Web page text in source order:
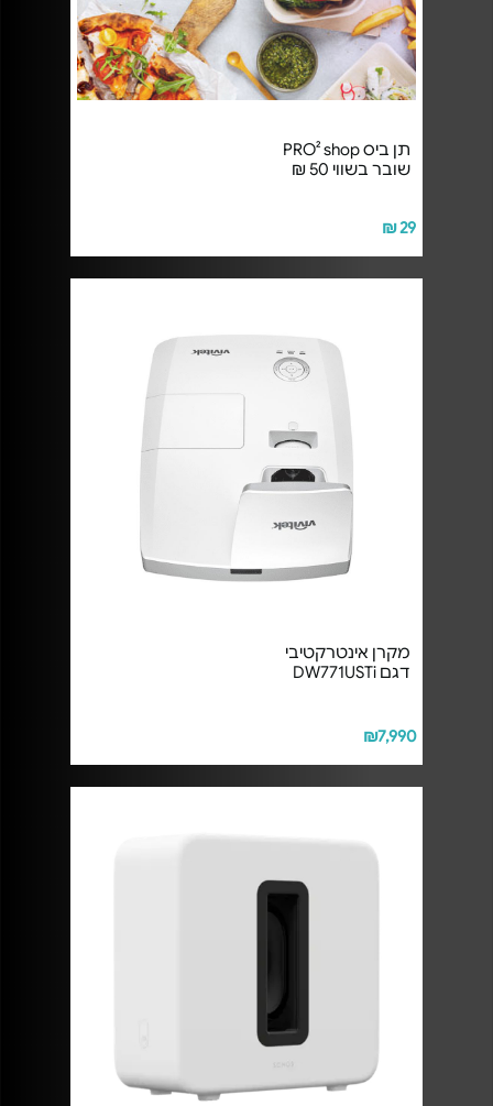
תן ביס PRO² shop
שובר בשווי 50 ₪
29 ₪
מקרן אינטרקטיבי
דגם DW771USTi
₪7,990